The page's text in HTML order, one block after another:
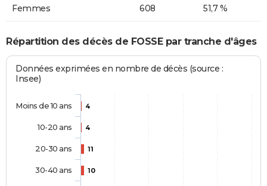
Femmes 608 51,7 %
Répartition des décès de FOSSE par tranche d'âges
Données exprimées en nombre de décès (source :
Insee)
4
4
11
10
Moins de 10 ans
10-20 ans
20-30 ans
30-40 ans